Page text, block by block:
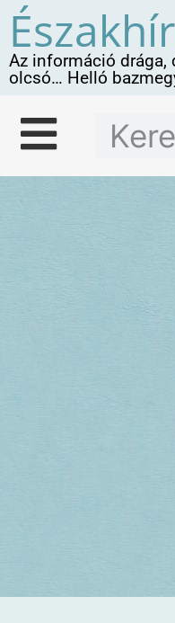
Az információ drága,
olcsó… Helló